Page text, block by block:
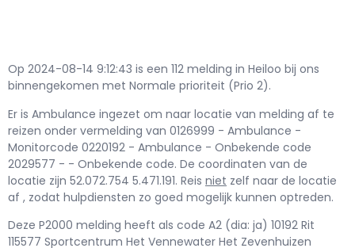
Op 2024-08-14 9:12:43 is een 112 melding in Heiloo bij ons
binnengekomen met Normale prioriteit (Prio 2).
Er is Ambulance ingezet om naar locatie van melding af te
reizen onder vermelding van 0126999 - Ambulance -
Monitorcode 0220192 - Ambulance - Onbekende code
2029577 - - Onbekende code. De coordinaten van de
locatie zijn 52.072.754 5.471.191. Reis niet zelf naar de locatie
af , zodat hulpdiensten zo goed mogelijk kunnen optreden.
Deze P2000 melding heeft als code A2 (dia: ja) 10192 Rit
115577 Sportcentrum Het Vennewater Het Zevenhuizen